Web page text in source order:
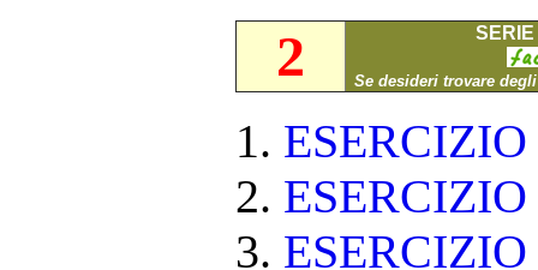
2 Se desideri trovare